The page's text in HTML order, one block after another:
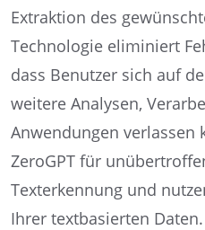
Extraktion des
Technologie eliminiert
dass Benutzer sich auf
weitere Analysen,
Anwendungen verlassen
ZeroGPT für
Texterkennung und
Ihrer textbasierten Daten.